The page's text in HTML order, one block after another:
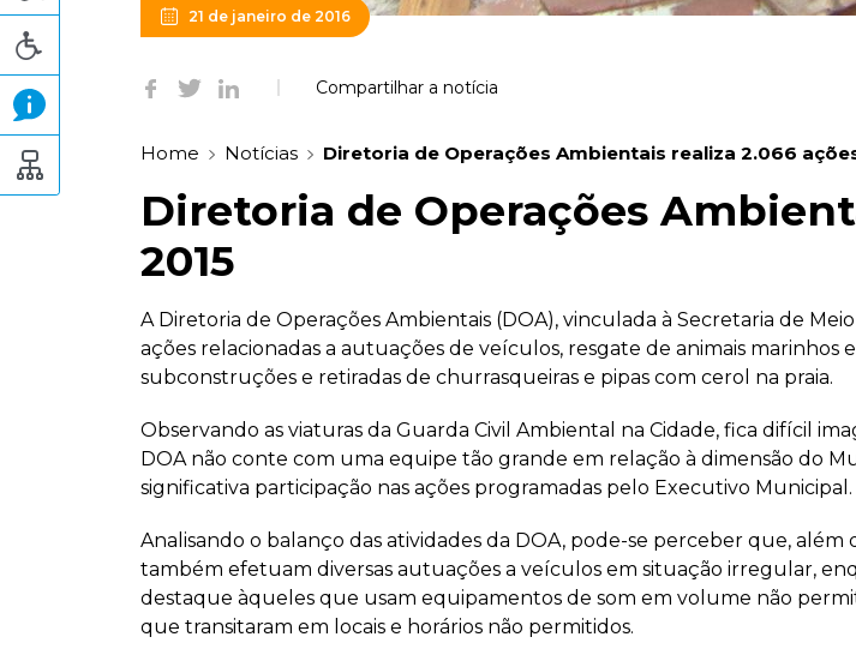
21 de janeiro de 2016
Compartilhar a notícia
Home Notícias Diretoria de Operações Ambientais realiza 2.066
Diretoria de Operações
2015
A Diretoria de Operações Ambientais (DOA), vinculada à Secretaria de
ações relacionadas a autuações de veículos, resgate de animais marinhos
subconstruções e retiradas de churrasqueiras e pipas com cerol na praia.
Observando as viaturas da Guarda Civil Ambiental na Cidade, fica difícil
DOA não conte com uma equipe tão grande em relação à dimensão do
significativa participação nas ações programadas pelo Executivo Municipal.
Analisando o balanço das atividades da DOA, pode-se perceber que,
também efetuam diversas autuações a veículos em situação irregular,
destaque àqueles que usam equipamentos de som em volume não
que transitaram em locais e horários não permitidos.